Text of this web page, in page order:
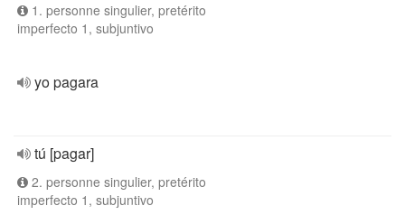
1. personne singulier, pretérito
imperfecto 1, subjuntivo
yo pagara
tú [pagar]
2. personne singulier, pretérito
imperfecto 1, subjuntivo